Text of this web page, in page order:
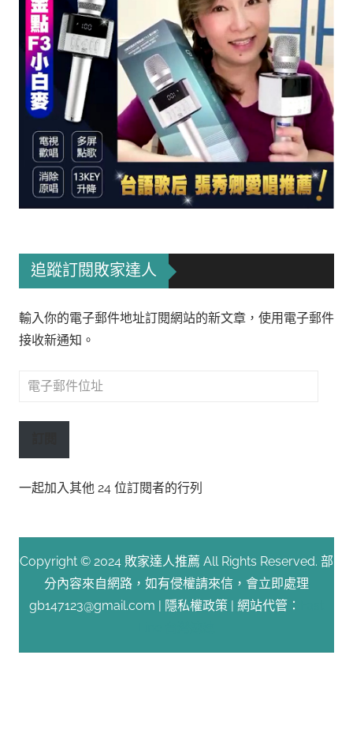
追蹤訂閱敗家達人
輸入你的電子郵件地址訂閱網站的新文章，使用電子郵件
接收新通知。
電
郵
址
一起加入其他 24 位訂閱者的行列
Copyright © 2024 敗家達人推薦 All Rights Reserved. 部
分內容來自網路，如有侵權請來信，會立即處理
gb147123@gmail.com | 隱私權政策 | 網站代管：